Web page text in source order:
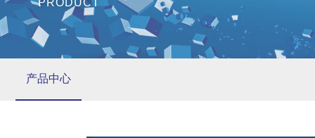
PRODUCT
产品中心